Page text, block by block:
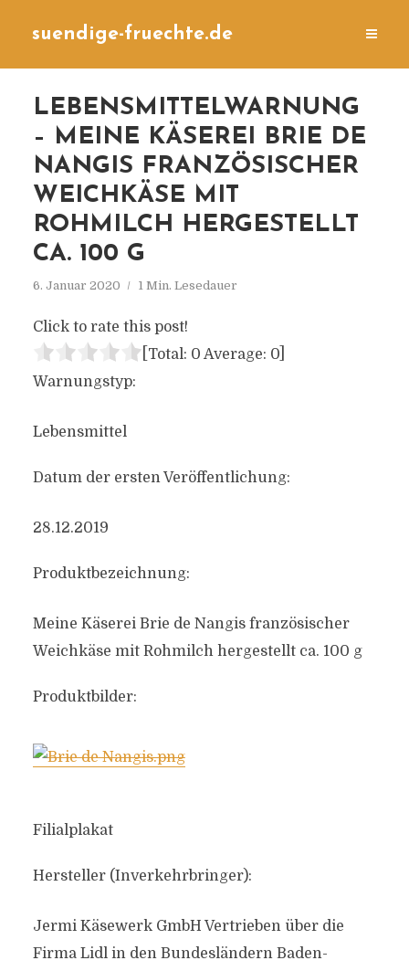
suendige-fruechte.de
LEBENSMITTELWARNUNG
– MEINE KÄSEREI BRIE DE
NANGIS FRANZÖSISCHER
WEICHKÄSE MIT
ROHMILCH HERGESTELLT
CA. 100 G
6. Januar 2020 1 Min. Lesedauer
Click to rate this post!
[Total: 0 Average: 0]
Warnungstyp:
Lebensmittel
Datum der ersten Veröffentlichung:
28.12.2019
Produktbezeichnung:
Meine Käserei Brie de Nangis französischer
Weichkäse mit Rohmilch hergestellt ca. 100 g
Produktbilder:
Filialplakat
Hersteller (Inverkehrbringer):
Jermi Käsewerk GmbH Vertrieben über die
Firma Lidl in den Bundesländern Baden-